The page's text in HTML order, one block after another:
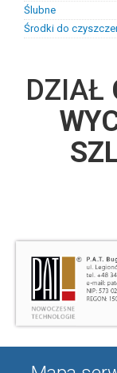
Ślubne
Biżuteria ślubna
Biżuteria ślubna
Suknie ślubne z
Środki do
DZIAŁ